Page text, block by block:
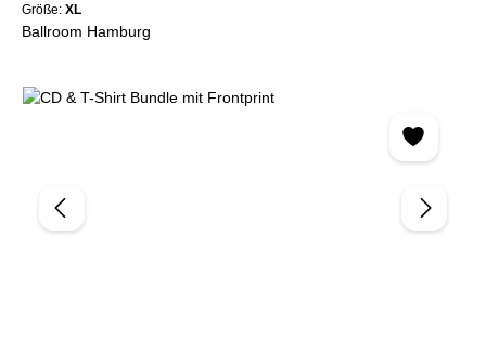
Größe: XL
Ballroom Hamburg
Bildergalerie überspringen